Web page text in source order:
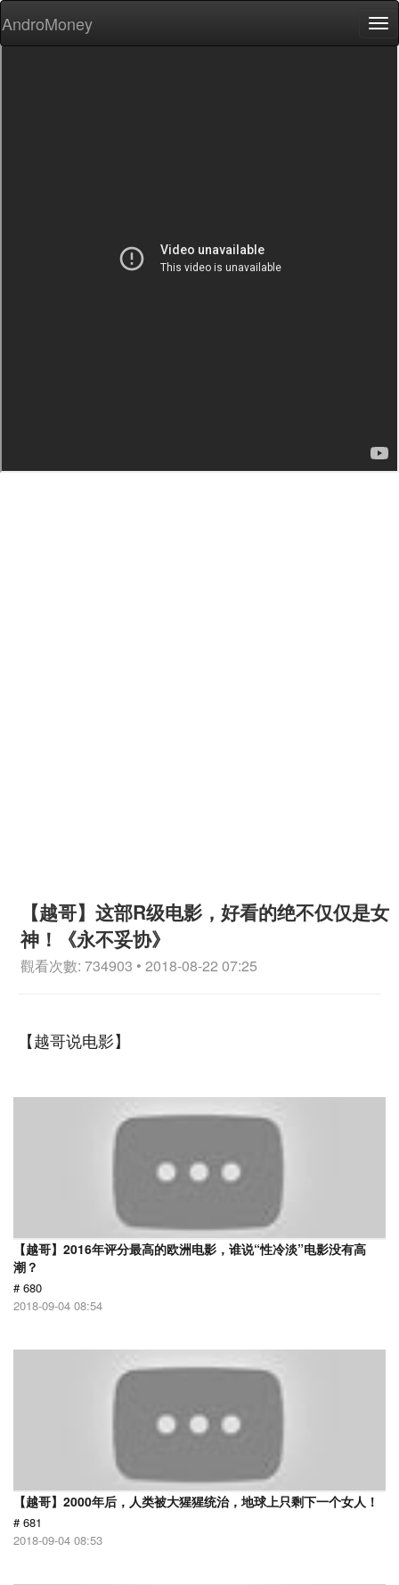
AndroMoney
【越哥】这部R级电影，好看的绝不仅仅是女
神！《永不妥协》
觀看次數: 734903 • 2018-08-22 07:25
【越哥说电影】
【越哥】2016年评分最高的欧洲电影，谁说“性冷淡”电影没有高
潮？
# 680
2018-09-04 08:54
【越哥】2000年后，人类被大猩猩统治，地球上只剩下一个女人！
# 681
2018-09-04 08:53